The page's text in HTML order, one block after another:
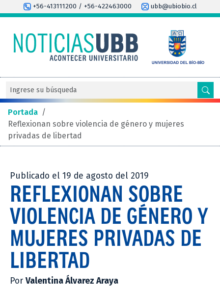
+56-413111200 / +56-422463000 ubb@ubiobio.cl
Portada /
Reflexionan sobre violencia de género y mujeres
privadas de libertad
Publicado el 19 de agosto del 2019
REFLEXIONAN SOBRE
VIOLENCIA DE GÉNERO Y
MUJERES PRIVADAS DE
LIBERTAD
PorValentina Álvarez Araya